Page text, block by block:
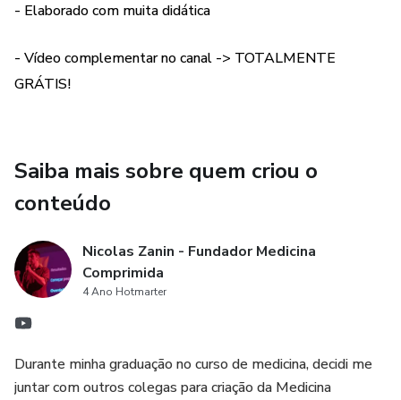
- Elaborado com muita didática
- Vídeo complementar no canal -> TOTALMENTE
GRÁTIS!
Saiba mais sobre quem criou o
conteúdo
Nicolas Zanin - Fundador Medicina
Comprimida
4 Ano Hotmarter
Durante minha graduação no curso de medicina, decidi me
juntar com outros colegas para criação da Medicina